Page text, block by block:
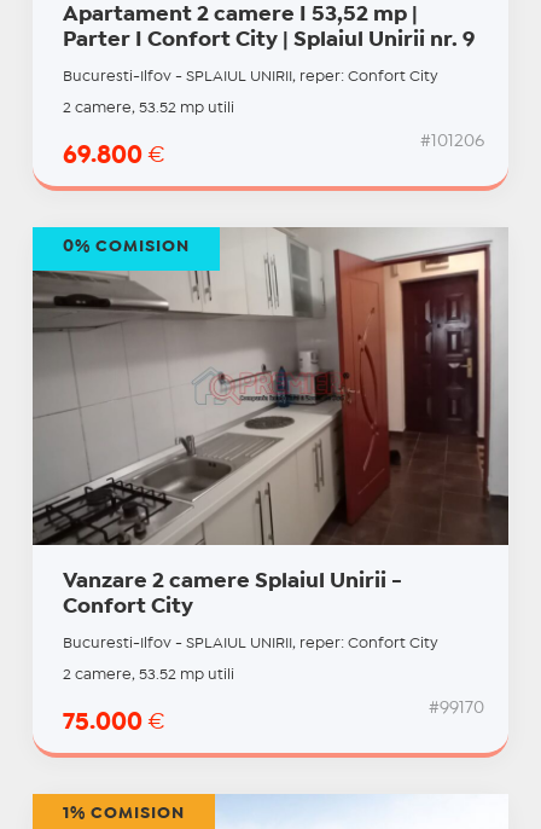
Apartament 2 camere I 53,52 mp |
Parter I Confort City | Splaiul Unirii nr. 9
Bucuresti-Ilfov - SPLAIUL UNIRII, reper: Confort City
2 camere, 53.52 mp utili
69.800 €
#101206
Vanzare 2 camere Splaiul Unirii -
Confort City
Bucuresti-Ilfov - SPLAIUL UNIRII, reper: Confort City
2 camere, 53.52 mp utili
75.000 €
#99170
0% COMISION
1% COMISION